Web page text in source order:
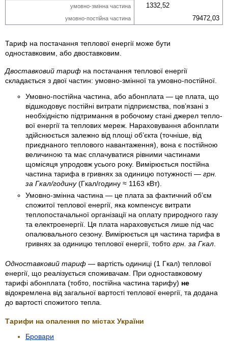
умовно-змінна частина 1332,52
умовно-постійна частина 79472,03
Тариф на постачання теплової енергії може бути
одноставковим, або двоставковим.
Двоставковий тариф на постачання теплової енергії
складається з двої частин: умовно-змінної та умовно-постійної.
Умовно-постійна частина, або абонплата — це плата, що
від­шкодовує постійні ви­трати підприємства, пов’язані з
необхідністю підтримання в робочому стані джерел тепло­
вої енергії та теплових мереж. Нараховування абонплати
здійснюється залежно від площі об’єкта (точніше, від
приєднаного теплового навантаження), вона є постійною
величиною та має сплачуватися рівними частинами
щомісяця упродовж усього року. Вимірюється постійна
частина тарифа в гривнях за одиницю потужності — грн.
за Гкал/годину(Гкал/годину ≈ 1163 кВт).
Умовно-змінна частина — це плата за фактичний об’єм
спожитої теплової енергії, яка компенсує витрати
теплопоста­чальної організації на оплату природного газу
та електроенергії. Ця плата нараховується лише під час
опалювального сезону. Вимірюється ця частина тарифа в
гривнях за одиницю теплової енергії, тобто грн. за Гкал
Одноставковий тариф — вартість одиниці (1 Гкал) теплової
енергії, що реалізується споживачам. При одноставковому
тарифі абонплата (тобто, постійна частина тарифу) не
відокремлена від загальної вартості теплової енергії, та додана
до вартості спожитого тепла.
Тарифи на опалення по містах України
Бровари